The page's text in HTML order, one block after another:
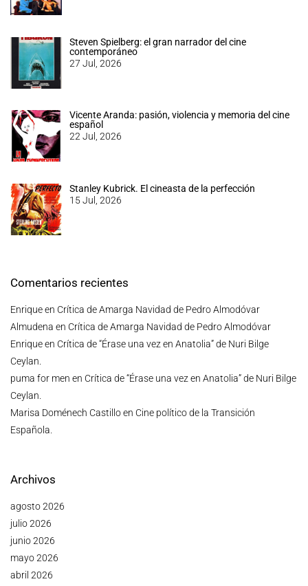
Steven Spielberg: el gran narrador del cine
contemporáneo
27 Jul, 2026
Vicente Aranda: pasión, violencia y memoria del cine
español
22 Jul, 2026
Stanley Kubrick. El cineasta de la perfección
15 Jul, 2026
Comentarios recientes
Enriqueen Crítica de Amarga Navidad de Pedro Almodóvar
Almudena en Crítica de Amarga Navidad de Pedro Almodóvar
Enriqueen Crítica de “Érase una vez en Anatolia” de Nuri Bilge
Ceylan.
puma for men en Crítica de “Érase una vez en Anatolia” de Nuri Bilge
Ceylan.
Marisa Doménech Castilloen Cine político de la Transición
Española.
Archivos
agosto 2026
julio 2026
junio 2026
mayo 2026
abril 2026